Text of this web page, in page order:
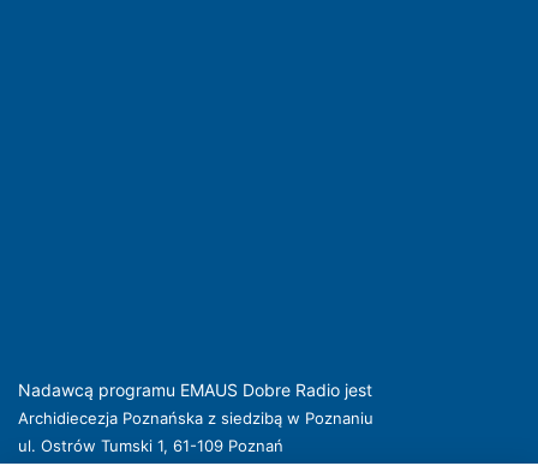
Nadawcą programu EMAUS Dobre Radio jest
Archidiecezja Poznańska z siedzibą w Poznaniu
ul. Ostrów Tumski 1, 61-109 Poznań